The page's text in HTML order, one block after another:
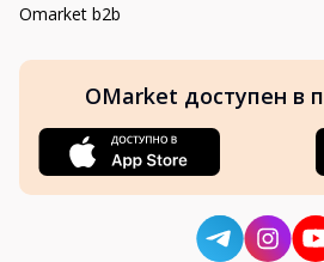
Omarket b2b
OMarket доступен в